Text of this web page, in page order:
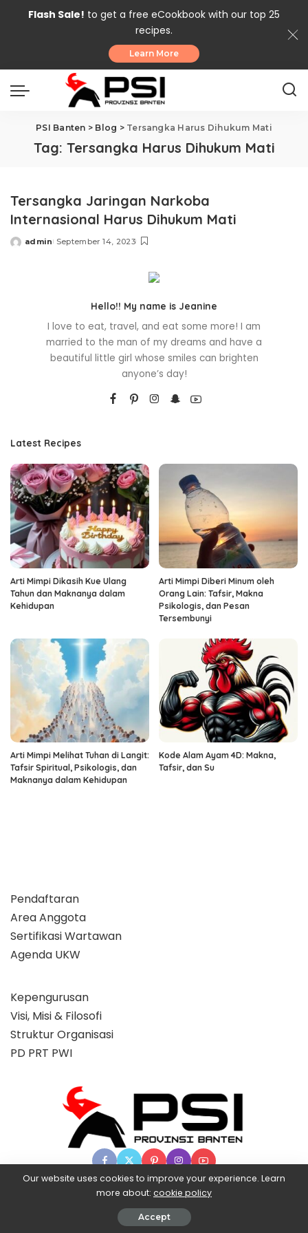
Flash Sale! to get a free eCookbook with our top 25
recipes.
Learn More
PSI Banten > Blog > Tersangka Harus Dihukum Mati
Tag: Tersangka Harus Dihukum Mati
Tersangka Jaringan Narkoba
Internasional Harus Dihukum Mati
Posted
admin September 14, 2023
Hello!! My name is Jeanine
I love to eat, travel, and eat some more! I am
married to the man of my dreams and have a
beautiful little girl whose smiles can brighten
anyone’s day!
Latest Recipes
Arti Mimpi Dikasih Kue Ulang
Tahun dan Maknanya dalam
Kehidupan
Arti Mimpi Diberi Minum oleh
Orang Lain: Tafsir, Makna
Psikologis, dan Pesan
Tersembunyi
Arti Mimpi Melihat Tuhan di Langit:
Tafsir Spiritual, Psikologis, dan
Maknanya dalam Kehidupan
Kode Alam Ayam 4D: Makna,
Tafsir, dan Su
Pendaftaran
Area Anggota
Sertifikasi Wartawan
Agenda UKW
Kepengurusan
Visi, Misi & Filosofi
Struktur Organisasi
PD PRT PWI
© 2025 Partai Super, powered by BangX.
Our website uses cookies to improve your experience. Learn
more about: cookie policy
Accept